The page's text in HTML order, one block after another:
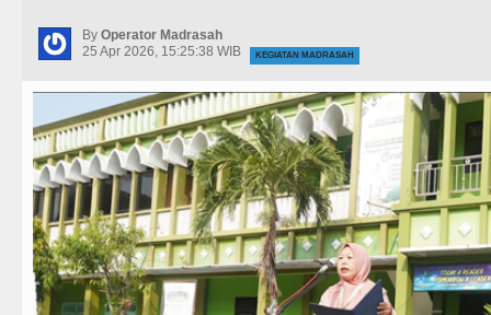
By Operator Madrasah
25 Apr 2026, 15:25:38 WIB
KEGIATAN MADRASAH